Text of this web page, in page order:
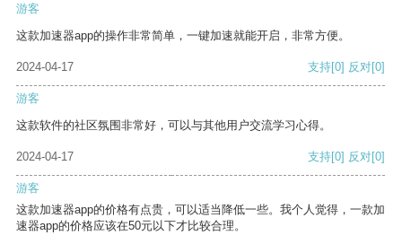
游客
这款加速器app的操作非常简单，一键加速就能开启，非常方便。
2024-04-17 支持[0] 反对[0]
游客
这款软件的社区氛围非常好，可以与其他用户交流学习心得。
2024-04-17 支持[0] 反对[0]
游客
这款加速器app的价格有点贵，可以适当降低一些。我个人觉得，一款加
速器app的价格应该在50元以下才比较合理。